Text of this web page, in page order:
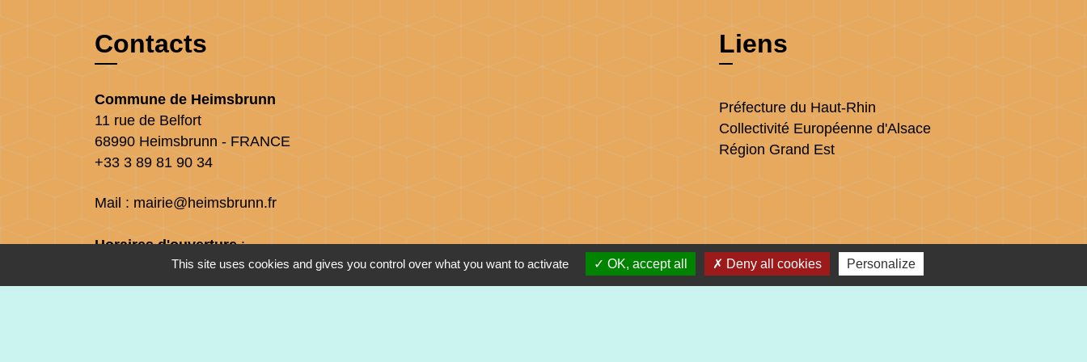
Contacts
Commune de Heimsbrunn
11 rue de Belfort
68990 Heimsbrunn - FRANCE
+33 3 89 81 90 34
Mail : mairie@heimsbrunn.fr
Horaires d'ouverture:
Jusqu'au 31 août :
Liens
Préfecture du Haut-Rhin
Collectivité Européenne d'Alsace
Région Grand Est
This site uses cookies and gives you control over what you want to activate OK, accept all Deny all cookies Personalize